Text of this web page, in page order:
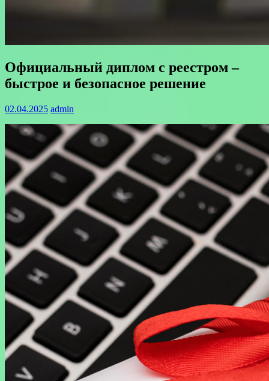
Официальный диплом с реестром –
быстрое и безопасное решение
02.04.2025 admin